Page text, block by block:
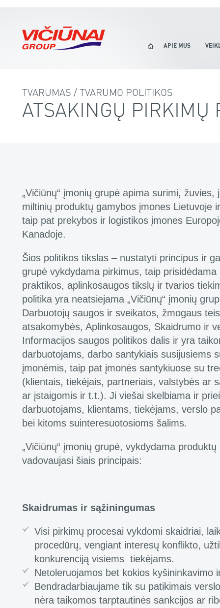
APIE MUS
TVARUMAS / TVARUMO POLITIKOS
ATSAKINGŲ PIRKIMŲ
„Vičiūnų“ įmonių grupė apima surimi,
miltinių produktų gamybos įmones Lietuvoje
taip pat prekybos ir logistikos įmones
Kanadoje.
Šios politikos tikslas – nustatyti principus ir
grupė vykdydama pirkimus, taip
praktikos, aplinkosaugos tikslų ir tvarios
politika yra neatsiejama „Vičiūnų“ įmonių
Darbuotojų saugos ir sveikatos, žmogaus
atsakomybės, Aplinkosaugos, Skaidrumo ir
Informacijos saugos politikos dalis ir yra
darbuotojams, darbo santykiais susijusiems
įmonėmis, taip pat įmonės santykiuose su
(klientais, tiekėjais, partneriais, valstybės ar
ar įstaigomis ir t.t.). Ji viešai skelbiama ir
darbuotojams, klientams, tiekėjams, verslo
bei kitoms suinteresuotosioms šalims.
„Vičiūnų“ įmonių grupė, vykdydama
vadovaujasi šiais principais:
Skaidrumas ir sąžiningumas
Visi pirkimų procesai vykdomi skaidriai,
procedūrų, vengiant interesų konflikto,
konkurenciją visiems tiekėjams.
Netoleruojamos bet kokios kyšininkavimo
Bendradarbiaujame tik su patikimais
nėra taikomos tarptautinės sankcijos ar